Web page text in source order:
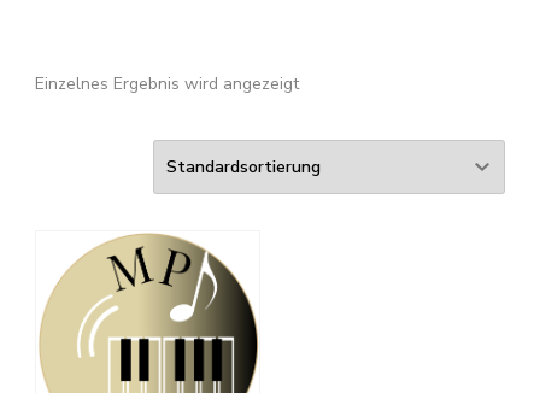
Einzelnes Ergebnis wird angezeigt